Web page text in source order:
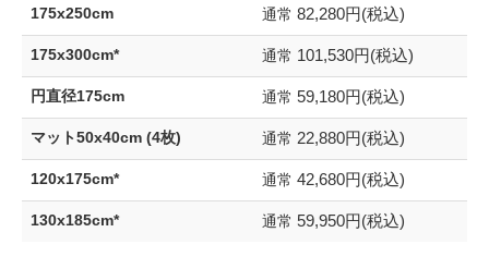
175x250cm 通常 82,280円(税込)
175x300cm* 通常 101,530円(税込)
円直径175cm 通常 59,180円(税込)
マット50x40cm (4枚) 通常 22,880円(税込)
120x175cm* 通常 42,680円(税込)
130x185cm* 通常 59,950円(税込)